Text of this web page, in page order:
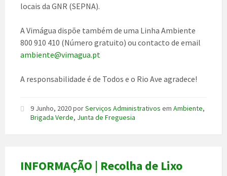
locais da GNR (SEPNA).
A Vimágua dispõe também de uma Linha Ambiente
800 910 410 (Número gratuito) ou contacto de email
ambiente@vimagua.pt
A responsabilidade é de Todos e o Rio Ave agradece!
9 Junho, 2020porServiços Administrativos em Ambiente,
Brigada Verde, Junta de Freguesia
INFORMAÇÃO | Recolha de Lixo